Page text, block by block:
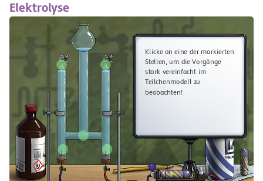
Elektrolyse
Klicke an eine der markierten
Stellen, um die Vorgänge
stark vereinfacht im
Teilchenmodell zu
beobachten!